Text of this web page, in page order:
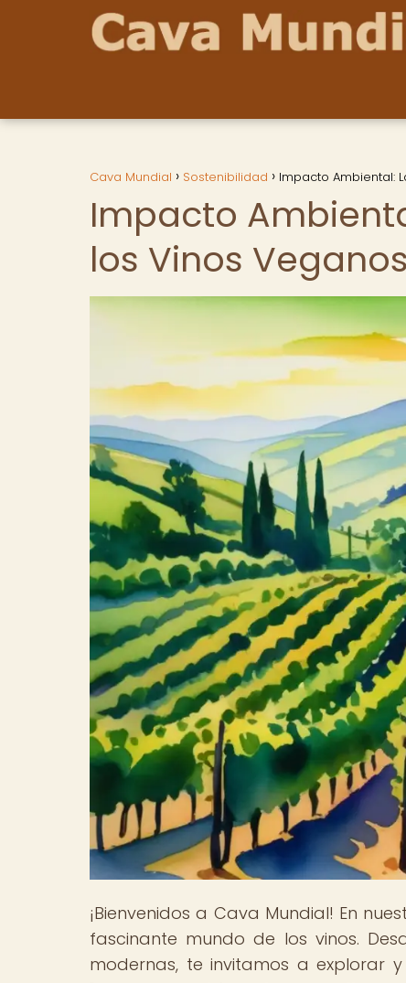
Cava Mundial Sostenibilidad Impacto Ambiental:
Impacto
los Vinos Veganos
¡Bienvenidos a Cava Mundial! En
fascinante mundo de los vinos.
modernas, te invitamos a explorar